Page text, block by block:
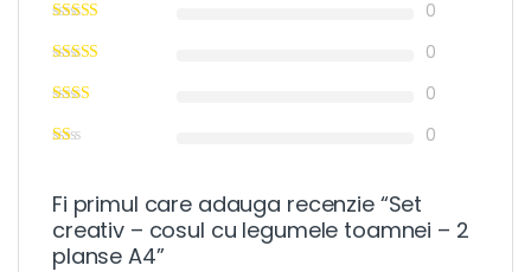
0
0
0
0
Fi primul care adauga recenzie “Set
creativ – cosul cu legumele toamnei – 2
planse A4”